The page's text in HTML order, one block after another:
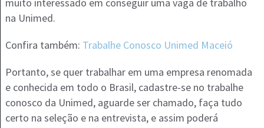
na Unimed.
Confira também: Trabalhe Conosco Unimed Maceió
Portanto, se quer trabalhar em uma empresa renomada
e conhecida em todo o Brasil, cadastre-se no trabalhe
conosco da Unimed, aguarde ser chamado, faça tudo
certo na seleção e na entrevista, e assim poderá